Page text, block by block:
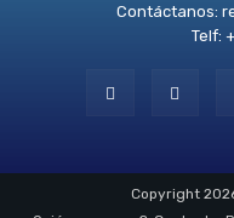
Contáctanos:
Telf:
Copyright